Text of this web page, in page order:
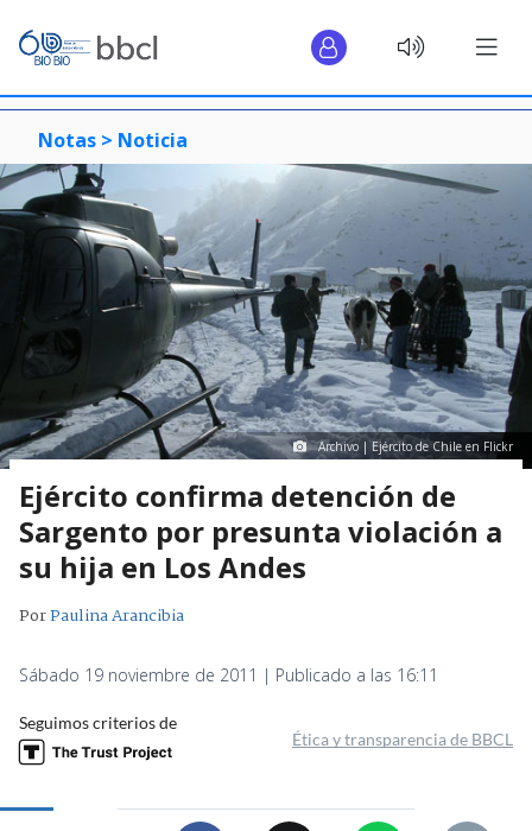
Notas > Noticia
Archivo | Ejército de Chile en Flickr
Ejército confirma detención de
Sargento por presunta violación a
su hija en Los Andes
PorPaulina Arancibia
Sábado 19 noviembre de 2011 | Publicado a las 16:11
Seguimos criterios de
Ética y transparencia de BBCL